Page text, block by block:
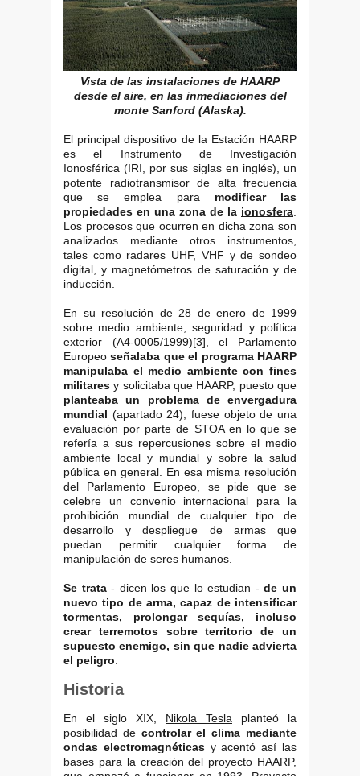
Vista de las instalaciones de HAARP
desde el aire, en las inmediaciones del
monte Sanford (Alaska).
El principal dispositivo de la Estación HAARP
es el Instrumento de Investigación
Ionosférica (IRI, por sus siglas en inglés), un
potente radiotransmisor de alta frecuencia
que se emplea para modificar las
propiedades en una zona de la ionosfera
Los procesos que ocurren en dicha zona son
analizados mediante otros instrumentos,
tales como radares UHF, VHF y de sondeo
digital, y magnetómetros de saturación y de
inducción.
En su resolución de 28 de enero de 1999
sobre medio ambiente, seguridad y política
exterior (A4-0005/1999)[3], el Parlamento
Europeoseñalaba que el programa HAARP
manipulaba el medio ambiente con fines
militares y solicitaba que HAARP, puesto que
planteaba un problema de envergadura
mundial (apartado 24), fuese objeto de una
evaluación por parte de STOA en lo que se
refería a sus repercusiones sobre el medio
ambiente local y mundial y sobre la salud
pública en general. En esa misma resolución
del Parlamento Europeo, se pide que se
celebre un convenio internacional para la
prohibición mundial de cualquier tipo de
desarrollo y despliegue de armas que
puedan permitir cualquier forma de
manipulación de seres humanos.
Se trata- dicen los que lo estudian - de un
nuevo tipo de arma, capaz de intensificar
tormentas, prolongar sequías, incluso
crear terremotos sobre territorio de un
supuesto enemigo, sin que nadie advierta
el peligro
Historia
En el siglo XIX, Nikola Tesla planteó la
posibilidad de controlar el clima mediante
ondas electromagnéticasy acentó así las
bases para la creación del proyecto HAARP,